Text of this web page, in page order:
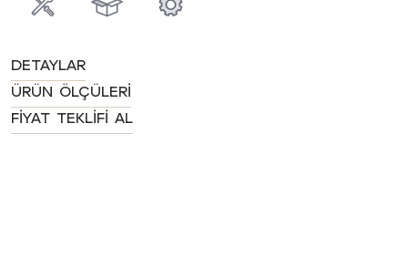
DETAYLAR
ÜRÜN ÖLÇÜLERI
FIYAT TEKLIFI AL